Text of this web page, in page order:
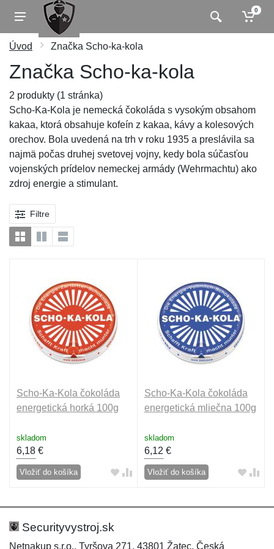
0
Úvod Značka Scho-ka-kola
Značka Scho-ka-kola
2 produkty (1 stránka)
Scho-Ka-Kola je nemecká čokoláda s vysokým obsahom
kakaa, ktorá obsahuje kofeín z kakaa, kávy a kolesových
orechov. Bola uvedená na trh v roku 1935 a preslávila sa
najmä počas druhej svetovej vojny, kedy bola súčasťou
vojenských prídelov nemeckej armády (Wehrmachtu) ako
zdroj energie a stimulant.
Filtre
Scho-Ka-Kola čokoláda
energetická horká 100g
skladom
6,18 €
Vložiť do košíka
Scho-Ka-Kola čokoláda
energetická mliečna 100g
skladom
6,12 €
Vložiť do košíka
Securityvystroj.sk
Netnakup s.r.o., Tyršova 271, 43801 Žatec, Česká